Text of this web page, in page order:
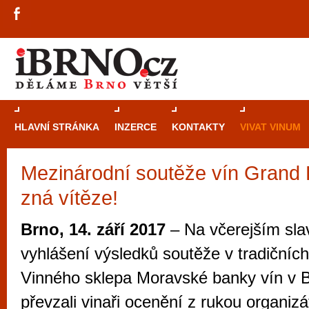
HLAVNÍ STRÁNKA INZERCE KONTAKTY VIVAT VINUM
Mezinárodní soutěže vín Grand
zná vítěze!
Brno, 14. září 2017 – Na včerejším
vyhlášení výsledků soutěže v
Vinného sklepa Moravské banky vín v
převzali vinaři ocenění z rukou
Průvodce
Brno je
zajímavé
restaurace,
Mimo jiné je ale také místem, kde si